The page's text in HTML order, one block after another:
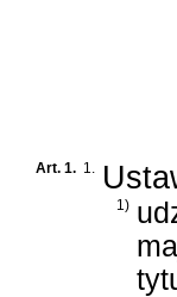
Art. 1. 1.
1)